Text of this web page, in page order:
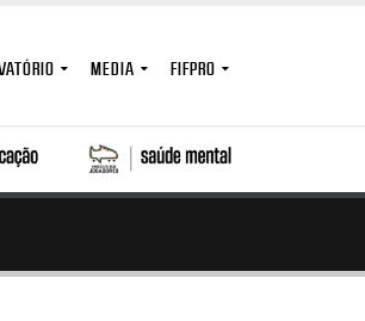
MEDIA FIFPRO